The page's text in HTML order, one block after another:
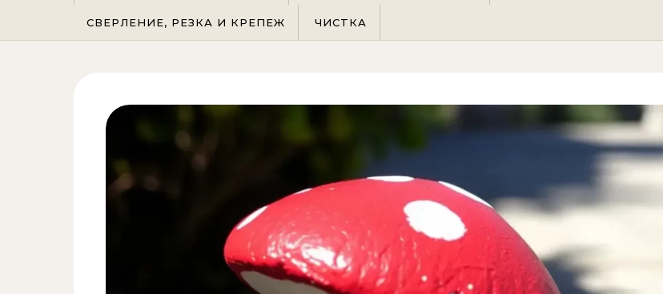
СВЕРЛЕНИЕ, РЕЗКА И КРЕПЕЖ ЧИСТКА